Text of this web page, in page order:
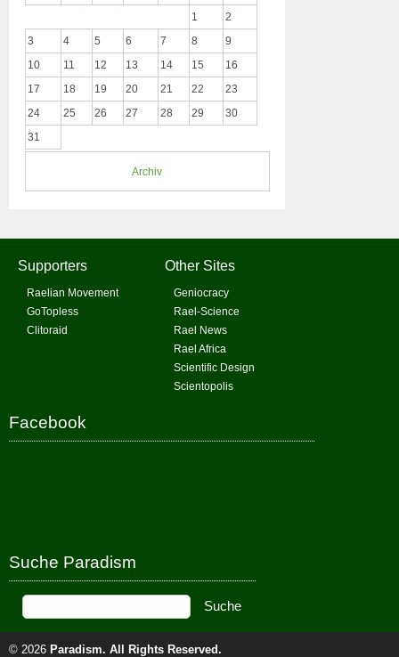
1
2
3
4 5 6 7 8
9
10
11 12 13 14 15
16
17
18 19 20 21 22
23
24
25 26 27 28 29
30
31
Archiv
Supporters
Raelian Movement
GoTopless
Clitoraid
Other Sites
Geniocracy
Rael-Science
Rael News
Rael Africa
Scientific Design
Scientopolis
Facebook
Suche Paradism
© 2026 Paradism. All Rights Reserved.